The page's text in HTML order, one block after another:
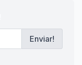
Enviar!